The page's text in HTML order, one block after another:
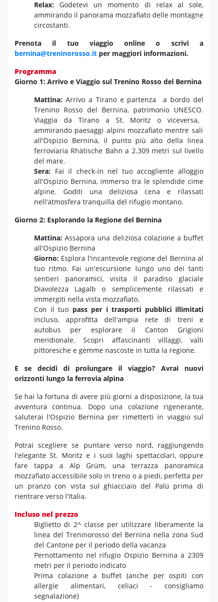
Relax: Godetevi un momento di relax al sole,
ammirando il panorama mozzafiato delle montagne
circostanti.
Prenota il tuo viaggio online o scrivi a
bernina@treninorosso.it per maggiori informazioni.
Programma
Giorno 1: Arrivo e Viaggio sul Trenino Rosso del Bernina
Mattina: Arrivo a Tirano e partenza
a bordo del
Trenino Rosso del Bernina, patrimonio UNESCO.
Viaggia da Tirano a St. Moritz o viceversa,
ammirando paesaggi alpini mozzafiato mentre sali
all'Ospizio Bernina,il punto più alto della linea
ferroviaria Rhätische Bahn a 2.309 metri sul livello
del mare.
Sera: Fai il check-in nel tuo accogliente alloggio
all'Ospizio Bernina,immerso tra le splendide cime
alpine. Goditi una deliziosa cena e rilassati
nell'atmosfera tranquilla del rifugio montano.
Giorno 2: Esplorando la Regione del Bernina
Mattina: Assapora una deliziosa colazione a buffet
all'Ospizio Bernina
Giorno: Esplora l'incantevole regione del Bernina al
tuo ritmo. Fai un'escursione lungo uno dei tanti
sentieri panoramici, visita il paradiso glaciale
Diavolezza Lagalb o semplicemente rilassati e
immergiti nella vista mozzafiato.
Con il tuo pass per i trasporti pubblici illimitati
incluso, approfitta dell'ampia rete di treni e
autobus per esplorare il Canton Grigioni
meridionale. Scopri affascinanti villaggi,valli
pittoresche e gemme nascoste in tutta la regione.
E se decidi di prolungare il viaggio? Avrai nuovi
orizzonti lungo la ferrovia alpina
Se hai la fortuna di avere più giorni a disposizione, la tua
avventura continua. Dopo una colazione rigenerante,
saluterai l'Ospizio Bernina per rimetterti in viaggio sul
Trenino Rosso.
Potrai scegliere se puntare verso nord, raggiungendo
l'elegante St. Moritz e i suoi laghi spettacolari, oppure
fare tappa a Alp Grüm, una terrazza panoramica
mozzafiato accessibile solo in treno o a piedi, perfetta per
un pranzo con vista sul ghiacciaio del Palü prima di
rientrare verso l'Italia.
Incluso nel prezzo
Biglietto di 2^ classe per utilizzare liberamente la
linea del Treninorosso del Bernina nella zona Sud
del Cantone per il periodo della vacanza
Pernottamento nel rifugio Ospizio Bernina a 2309
metri per il periodo indicato
Prima colazione a buffet (anche per ospiti con
allergie alimentari, celiaci - consigliamo
segnalazione)